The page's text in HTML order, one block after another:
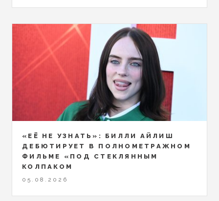
«ЕЁ НЕ УЗНАТЬ»: БИЛЛИ АЙЛИШ
ДЕБЮТИРУЕТ В ПОЛНОМЕТРАЖНОМ
ФИЛЬМЕ «ПОД СТЕКЛЯННЫМ
КОЛПАКОМ
05.08.2026